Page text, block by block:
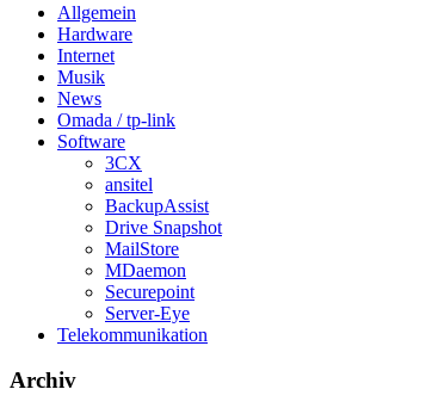
Allgemein
Hardware
Internet
Musik
News
Omada / tp-link
Software
3CX
ansitel
BackupAssist
Drive Snapshot
MailStore
MDaemon
Securepoint
Server-Eye
Telekommunikation
Archiv